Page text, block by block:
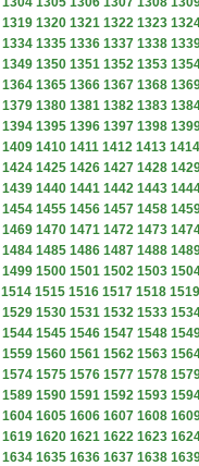
1319 1320 1321 1322 1323
1334 1335 1336 1337 1338
1349 1350 1351 1352 1353
1364 1365 1366 1367 1368
1379 1380 1381 1382 1383
1394 1395 1396 1397 1398
1409 1410 1411 1412 1413 1414
1424 1425 1426 1427 1428
1439 1440 1441 1442 1443
1454 1455 1456 1457 1458
1469 1470 1471 1472 1473
1484 1485 1486 1487 1488
1499 1500 1501 1502 1503
1514 1515 1516 1517 1518 1519
1529 1530 1531 1532 1533
1544 1545 1546 1547 1548
1559 1560 1561 1562 1563
1574 1575 1576 1577 1578
1589 1590 1591 1592 1593
1604 1605 1606 1607 1608
1619 1620 1621 1622 1623
1634 1635 1636 1637 1638